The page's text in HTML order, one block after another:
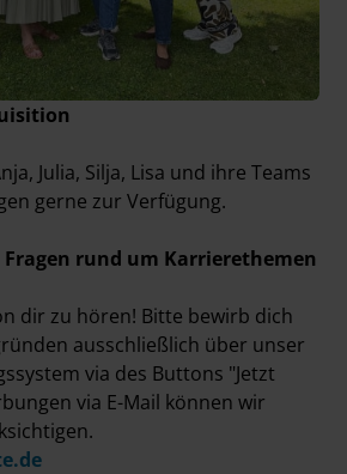
Julia, Silja, Lisa und ihre Teams
gerne zur Verfügung.
rund um Karrierethemen
dir zu hören! Bitte bewirb dich
ausschließlich über unser
via des Buttons "Jetzt
via E-Mail können wir